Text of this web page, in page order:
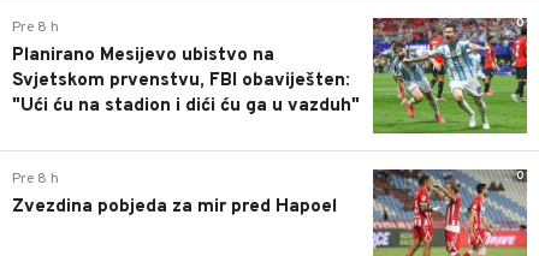
0
Pre 8 h
Planirano Mesijevo ubistvo na
Svjetskom prvenstvu, FBI obaviješten:
"Ući ću na stadion i dići ću ga u vazduh"
0
Pre 8 h
Zvezdina pobjeda za mir pred Hapoel